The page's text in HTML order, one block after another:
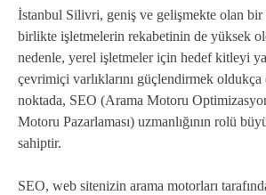
İstanbul Silivri, geniş ve gelişmekte olan bir
birlikte işletmelerin rekabetinin de yüksek
nedenle, yerel işletmeler için hedef kitleyi
çevrimiçi varlıklarını güçlendirmek
noktada, SEO (Arama Motoru
Motoru Pazarlaması) uzmanlığının rolü
sahiptir.
SEO, web sitenizin arama motorları